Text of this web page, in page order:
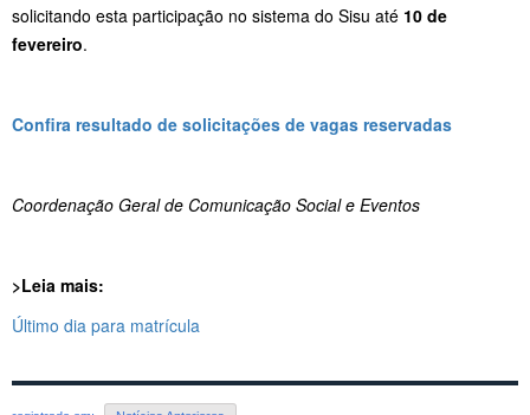
solicitando esta participação no sistema do Sisu até 10 de
fevereiro.
Confira resultado de solicitações de vagas reservadas
Coordenação Geral de Comunicação Social e Eventos
>Leia mais:
Último dia para matrícula